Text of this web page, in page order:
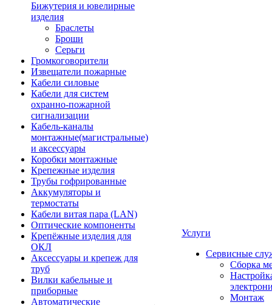
Бижутерия и ювелирные
изделия
Браслеты
Броши
Серьги
Громкоговорители
Извещатели пожарные
Кабели силовые
Кабели для систем
охранно-пожарной
сигнализации
Кабель-каналы
монтажные(магистральные)
и аксессуары
Коробки монтажные
Крепежные изделия
Трубы гофрированные
Аккумуляторы и
термостаты
Кабели витая пара (LAN)
Оптические компоненты
Крепёжные изделия для
ОКЛ
Аксессуары и крепеж для
труб
Вилки кабельные и
приборные
Автоматические
Услуги
Сервисные
Сборка
Монтаж